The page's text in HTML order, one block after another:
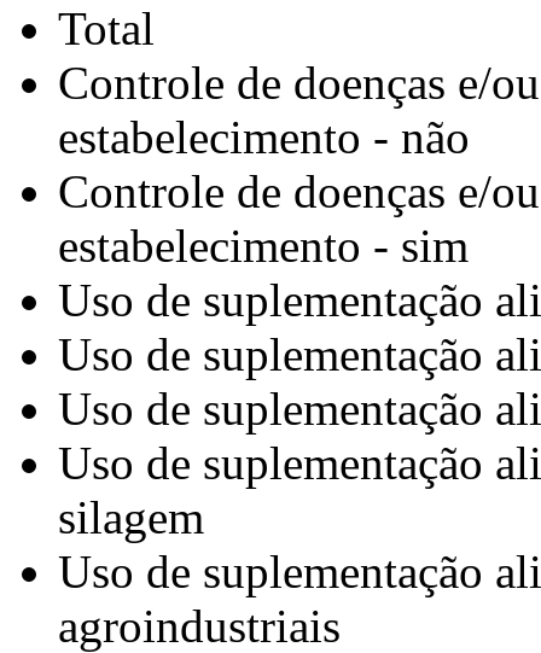
Total
Controle de doenças e/
estabelecimento - não
Controle de doenças e/
estabelecimento - sim
Uso de suplementação
Uso de suplementação
Uso de suplementação
Uso de suplementação
silagem
Uso de suplementação
agroindustriais